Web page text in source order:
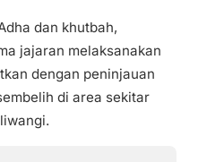
dan khutbah,
jajaran melaksanakan
dengan peninjauan
di area sekitar